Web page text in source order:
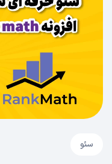
سئو